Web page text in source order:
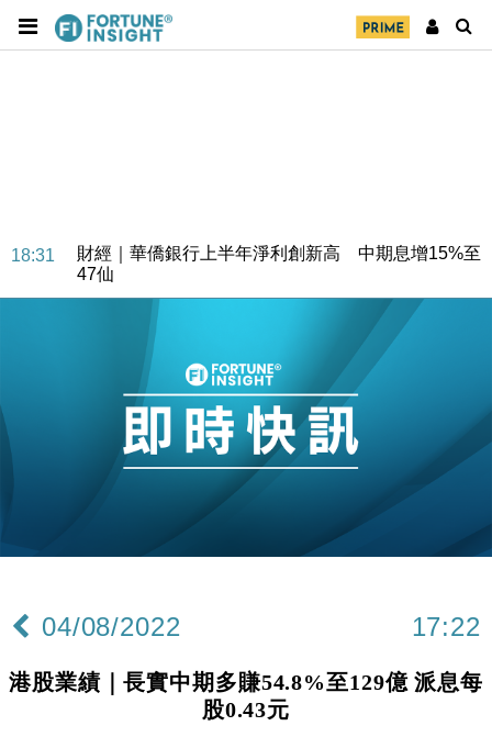
18:31
財經｜華僑銀行上半年淨利創新高 中期息增15%至
47仙
財經｜滙豐上調香港今年GDP預測至4.5% 看好貿易
及消費表現
本地｜假冒內地執法人員要求交「保證金」 43歲女子
損失近6900萬元
財經｜日經失守6.5萬點後回穩 全周仍升近2%
15:47
財經｜恒隆10月換帥 玩具「反」斗城亞洲CEO蔡德
財經｜韓股反覆波動收跌 連挫7周創逾3年最長跌勢
12:44
財經｜日本春季三度入市撐日圓 4月單日斥6.28萬億
11:12
國際｜特朗普料美伊戰事快結束 承認部分彈藥庫存緊
04/08/2022 17:22
港股業績｜長實中期多賺54.8%至129億 派息每
股0.43元